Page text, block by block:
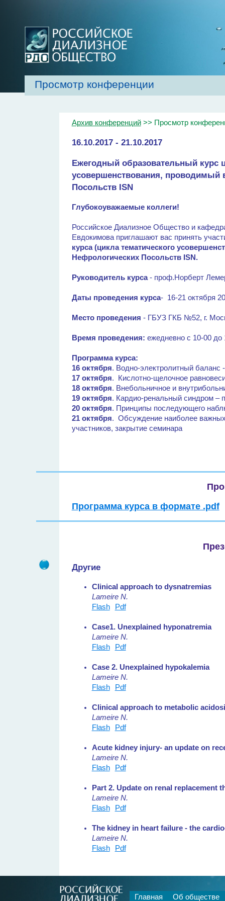
Главная Об обществе
Просмотр конференции
Архив конференций>> Просмотр
16.10.2017 - 21.10.2017
Ежегодный образовательный курс
усовершенствования,
Посольств ISN
Глубокоуважаемые коллеги!
Российское Диализное Общество и
Евдокимова приглашают вас принять
курса (цикла тематического
Нефрологических Посольств ISN.
Руководитель курса- проф.Норберт
Даты проведения курса- 16-21 октября
Место проведения - ГБУЗ ГКБ №52, г.
Время проведения: ежедневно с 10-00 до
Программа курса:
16 октября. Водно-электролитный баланс
17 октября. Кислотно-щелочное
18 октября. Внебольничное и
19 октября. Кардио-ренальный синдром –
20 октября. Принципы последующего
21 октября. Обсуждение наиболее
участников, закрытие семинара
Программа курса в формате .pdf
Другие
Clinical approach to dysnatremias
Lameire N.
Flash
Pdf
Case1. Unexplained hyponatremia
Lameire N.
Flash
Pdf
Case 2. Unexplained hypokalemia
Lameire N.
Flash
Pdf
Clinical approach to metabolic
Lameire N.
Flash
Pdf
Acute kidney injury- an update on
Lameire N.
Flash
Pdf
Part 2. Update on renal replacement
Lameire N.
Flash
Pdf
The kidney in heart failure - the
Lameire N.
Flash
Pdf
Главная Об обществе